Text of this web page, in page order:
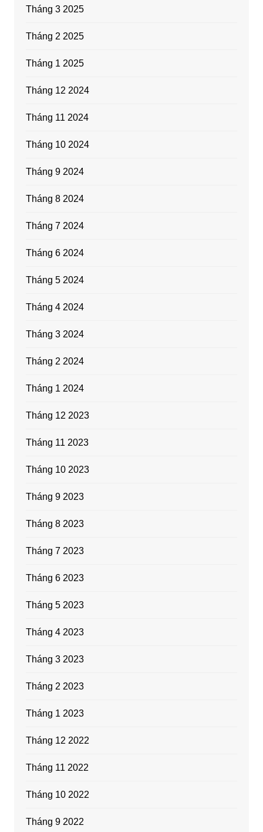
Tháng 3 2025
Tháng 2 2025
Tháng 1 2025
Tháng 12 2024
Tháng 11 2024
Tháng 10 2024
Tháng 9 2024
Tháng 8 2024
Tháng 7 2024
Tháng 6 2024
Tháng 5 2024
Tháng 4 2024
Tháng 3 2024
Tháng 2 2024
Tháng 1 2024
Tháng 12 2023
Tháng 11 2023
Tháng 10 2023
Tháng 9 2023
Tháng 8 2023
Tháng 7 2023
Tháng 6 2023
Tháng 5 2023
Tháng 4 2023
Tháng 3 2023
Tháng 2 2023
Tháng 1 2023
Tháng 12 2022
Tháng 11 2022
Tháng 10 2022
Tháng 9 2022